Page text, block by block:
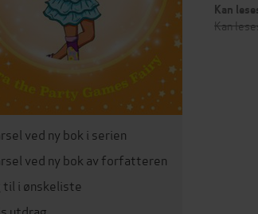
ved ny bok i serien
ved ny bok av forfatteren
til i ønskeliste
utdrag
Kan
Kan